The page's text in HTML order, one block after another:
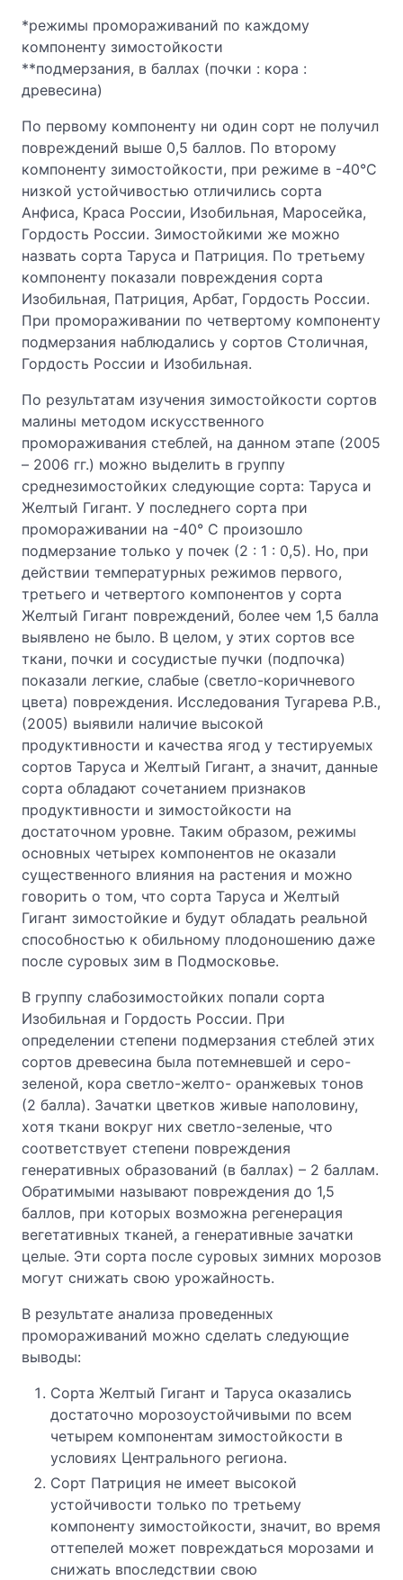
*режимы промораживаний по каждому
компоненту зимостойкости
**подмерзания, в баллах (почки : кора :
древесина)
По первому компоненту ни один сорт не получил
повреждений выше 0,5 баллов. По второму
компоненту зимостойкости, при режиме в -40°С
низкой устойчивостью отличились сорта
Анфиса, Краса России, Изобильная, Маросейка,
Гордость России. Зимостойкими же можно
назвать сорта Таруса и Патриция. По третьему
компоненту показали повреждения сорта
Изобильная, Патриция, Арбат, Гордость России.
При промораживании по четвертому компоненту
подмерзания наблюдались у сортов Столичная,
Гордость России и Изобильная.
По результатам изучения зимостойкости сортов
малины методом искусственного
промораживания стеблей, на данном этапе (2005
– 2006 гг.) можно выделить в группу
среднезимостойких следующие сорта: Таруса и
Желтый Гигант. У последнего сорта при
промораживании на -40° С произошло
подмерзание только у почек (2 : 1 : 0,5). Но, при
действии температурных режимов первого,
третьего и четвертого компонентов у сорта
Желтый Гигант повреждений, более чем 1,5 балла
выявлено не было. В целом, у этих сортов все
ткани, почки и сосудистые пучки (подпочка)
показали легкие, слабые (светло-коричневого
цвета) повреждения. Исследования Тугарева Р.В.,
(2005) выявили наличие высокой
продуктивности и качества ягод у тестируемых
сортов Таруса и Желтый Гигант, а значит, данные
сорта обладают сочетанием признаков
продуктивности и зимостойкости на
достаточном уровне. Таким образом, режимы
основных четырех компонентов не оказали
существенного влияния на растения и можно
говорить о том, что сорта Таруса и Желтый
Гигант зимостойкие и будут обладать реальной
способностью к обильному плодоношению даже
после суровых зим в Подмосковье.
В группу слабозимостойких попали сорта
Изобильная и Гордость России. При
определении степени подмерзания стеблей этих
сортов древесина была потемневшей и серо-
зеленой, кора светло-желто- оранжевых тонов
(2 балла). Зачатки цветков живые наполовину,
хотя ткани вокруг них светло-зеленые, что
соответствует степени повреждения
генеративных образований (в баллах) – 2 баллам.
Обратимыми называют повреждения до 1,5
баллов, при которых возможна регенерация
вегетативных тканей, а генеративные зачатки
целые. Эти сорта после суровых зимних морозов
могут снижать свою урожайность.
В результате анализа проведенных
промораживаний можно сделать следующие
выводы:
Сорта Желтый Гигант и Таруса оказались
достаточно морозоустойчивыми по всем
четырем компонентам зимостойкости в
условиях Центрального региона.
Сорт Патриция не имеет высокой
устойчивости только по третьему
компоненту зимостойкости, значит, во время
оттепелей может повреждаться морозами и
снижать впоследствии свою